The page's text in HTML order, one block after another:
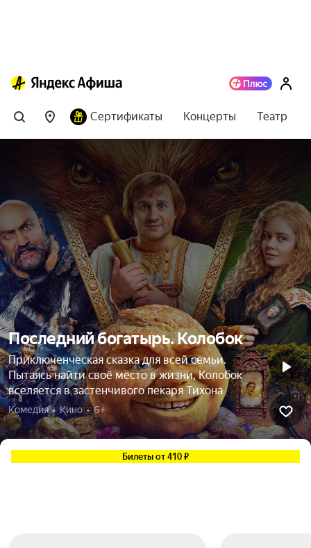
Сертификаты Концерты Театр
Последний богатырь. Колобок
Приключенческая сказка для всей семьи.
Пытаясь найти своё место в жизни, Колобок
вселяется в застенчивого пекаря Тихона
Комедия  •  Кино  •  6+
Билеты от 410 ₽